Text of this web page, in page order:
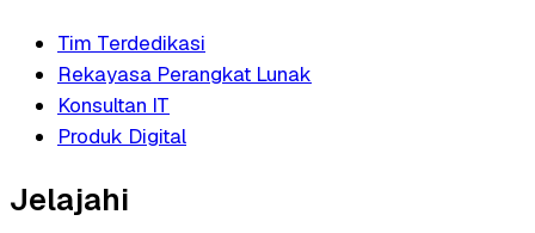
Tim Terdedikasi
Rekayasa Perangkat Lunak
Konsultan IT
Produk Digital
Jelajahi